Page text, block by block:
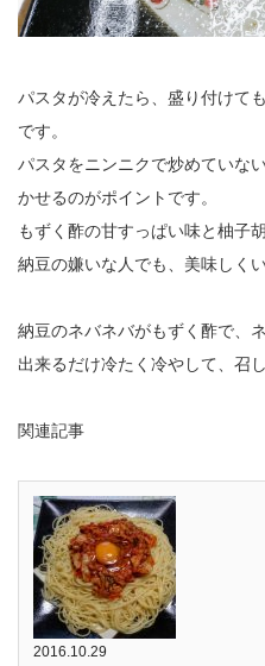
パスタが冷えたら、盛り付けて
です。
パスタをニンニクで炒めていな
かせるのがポイントです。
もずく酢の甘すっぱい味と柚子
納豆の嫌いな人でも、美味しく
納豆のネバネバがもずく酢で、
出来るだけ冷たく冷やして、召
関連記事
2016.10.29